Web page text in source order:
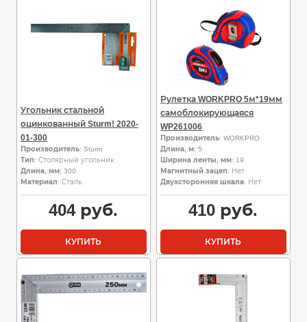
Угольник стальной
оцинкованный Sturm! 2020-
01-300
Производитель: Sturm
Тип: Столярный угольник
Длина, мм: 300
Материал: Сталь
404руб.
КУПИТЬ
Рулетка WORKPRO 5м*19мм
самоблокирующаяся
WP261006
Производитель: WORKPRO
Длина, м: 5
Ширина ленты, мм: 19
Магнитный зацеп: Нет
Двухсторонняя шкала: Нет
410 руб.
КУПИТЬ